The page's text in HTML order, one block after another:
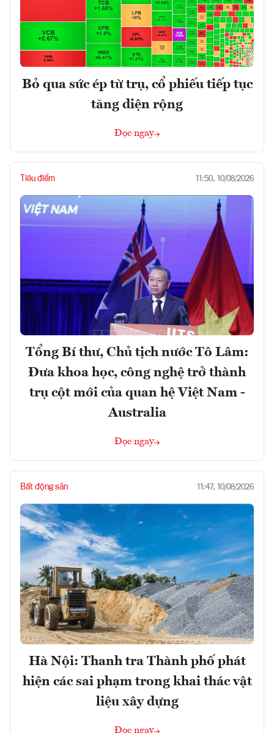
Bỏ qua sức ép từ trụ, cổ phiếu tiếp tục
tăng diện rộng
Đọc ngay
Tiêu điểm 11:50, 10/08/2026
Tổng Bí thư, Chủ tịch nước Tô Lâm:
Đưa khoa học, công nghệ trở thành
trụ cột mới của quan hệ Việt Nam -
Australia
Đọc ngay
Bất động sản 11:47, 10/08/2026
Hà Nội: Thanh tra Thành phố phát
hiện các sai phạm trong khai thác vật
liệu xây dựng
Đọc ngay